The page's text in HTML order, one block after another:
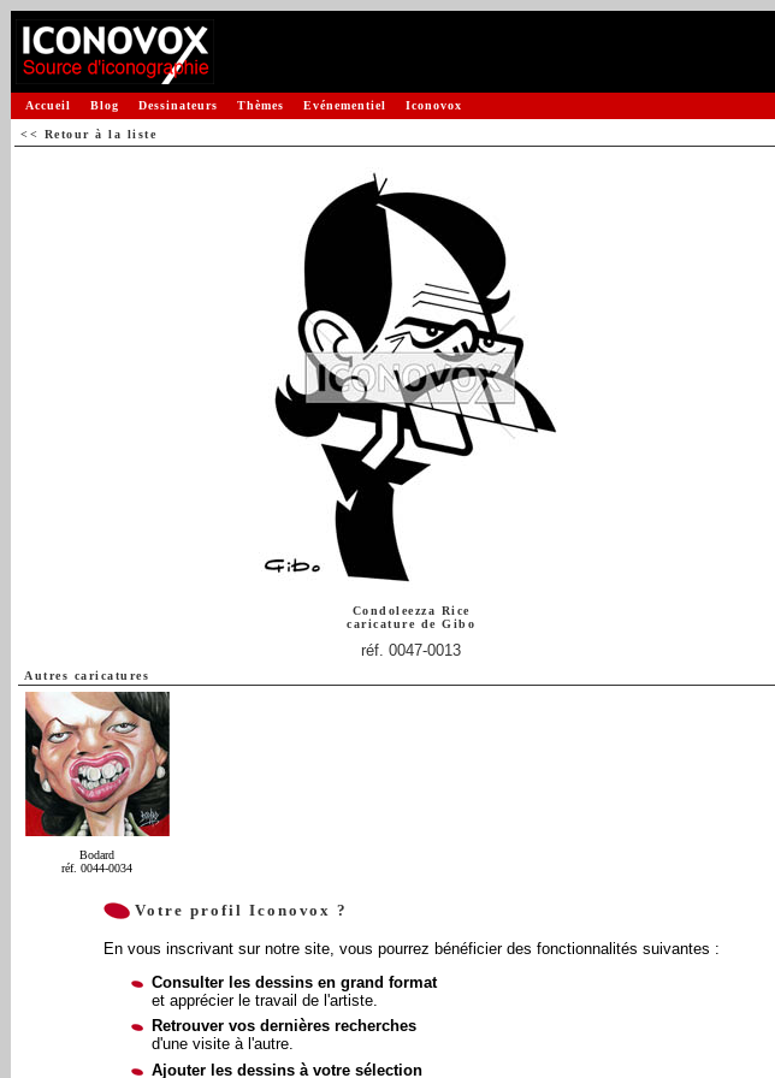
Accueil Blog Dessinateurs Thèmes Evénementiel Iconovox
<< Retour à la liste
Condoleezza Rice
caricature de Gibo
réf. 0047-0013
Autres caricatures
Bodard
réf. 0044-0034
Votre profil Iconovox ?
En vous inscrivant sur notre site, vous pourrez bénéficier des fonctionnalités suivantes :
Consulter les dessins en grand format
et apprécier le travail de l'artiste.
Retrouver vos dernières recherches
d'une visite à l'autre.
Ajouter les dessins à votre sélection